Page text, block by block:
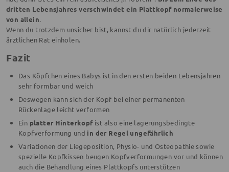
dritten Lebensjahres verschwindet ein Plattkopf normalerweise
von allein.
Wenn du trotzdem unsicher bist, kannst du dir natürlich jederzeit
ärztlichen Rat einholen.
Fazit
Das Köpfchen eines Babys ist in den ersten beiden Lebensjahren
sehr formbar und weich
Deswegen kann sich der Kopf bei einer permanenten
Rückenlage leicht verformen
Ein platter Hinterkopf ist also eine lagerungsbedingte
Kopfverformung und in der Regel ungefährlich
Variationen der Liegeposition, Physio- und Osteopathie sowie
spezielle Kopfkissen beugen Kopfverformungen vor und können
auch die Behandlung eines Plattkopfs unterstützen